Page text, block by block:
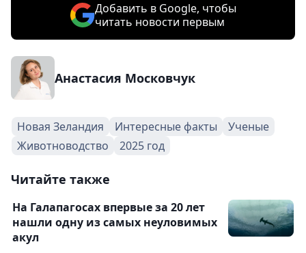
Добавить в Google, чтобы
читать новости первым
Анастасия Московчук
Новая Зеландия Интересные факты
Ученые
Животноводство
2025 год
Читайте также
На Галапагосах впервые за 20 лет
нашли одну из самых неуловимых
акул